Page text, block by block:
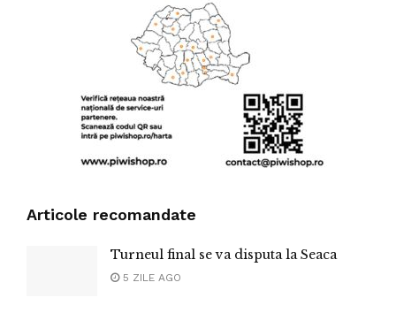
Articole recomandate
Turneul final se va disputa la Seaca
5 ZILE AGO